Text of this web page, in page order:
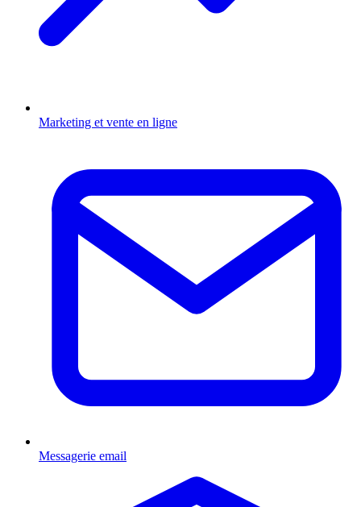
Marketing et vente en ligne
Messagerie email